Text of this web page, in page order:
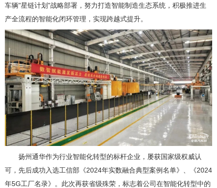
车辆"星链计划"战略部署，努力打造智能制造生态系统，积极推进生
产全流程的智能化闭环管理，实现跨越式提升。
扬州通华作为行业智能化转型的标杆企业，屡获国家级权威认
可，先后成功入选工信部《2024年实数融合典型案例名单》、《2024
年5G工厂名录》。此次再获省级殊荣，标志着公司在智能化转型中的